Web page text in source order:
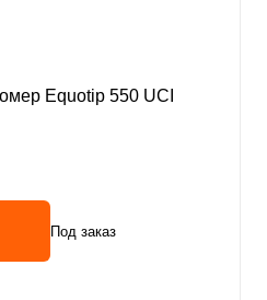
Equotip 550 UCI
Под заказ